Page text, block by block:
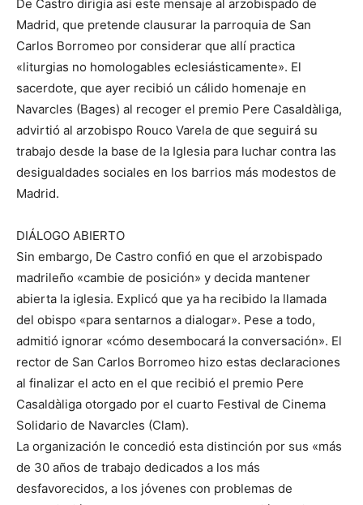
De Castro dirigía así este mensaje al arzobispado de
Madrid, que pretende clausurar la parroquia de San
Carlos Borromeo por considerar que allí practica
«liturgias no homologables eclesiásticamente». El
sacerdote, que ayer recibió un cálido homenaje en
Navarcles (Bages) al recoger el premio Pere Casaldàliga,
advirtió al arzobispo Rouco Varela de que seguirá su
trabajo desde la base de la Iglesia para luchar contra las
desigualdades sociales en los barrios más modestos de
Madrid.
DIÁLOGO ABIERTO
Sin embargo, De Castro confió en que el arzobispado
madrileño «cambie de posición» y decida mantener
abierta la iglesia. Explicó que ya ha recibido la llamada
del obispo «para sentarnos a dialogar». Pese a todo,
admitió ignorar «cómo desembocará la conversación». El
rector de San Carlos Borromeo hizo estas declaraciones
al finalizar el acto en el que recibió el premio Pere
Casaldàliga otorgado por el cuarto Festival de Cinema
Solidario de Navarcles (Clam).
La organización le concedió esta distinción por sus «más
de 30 años de trabajo dedicados a los más
desfavorecidos, a los jóvenes con problemas de